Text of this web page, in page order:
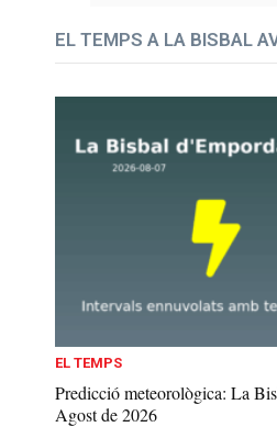
EL TEMPS A LA BISBAL
EL TEMPS
Predicció meteorològica: La
Agost de 2026